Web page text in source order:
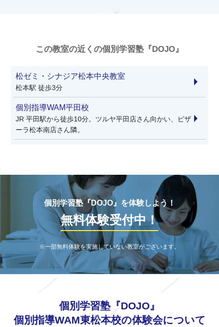
この教室の近くの個別学習塾『DOJO』
松ゼミ・シナジア松本中央教室
松本駅 徒歩3分
個別指導WAM平田校
JR 平田駅から徒歩10分。ツルヤ平田店さん向かい、ピザ
ーラ松本南店さん隣。
個別学習塾『DOJO』を体験しよう！
無料体験受付中！
※一部無料体験を実施していない教室がございます。
個別学習塾『DOJO』
個別指導WAM東松本校の体験会について